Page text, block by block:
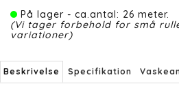
På lager - ca.antal: 26 meter.
(Vi tager forbehold for små
variationer)
Beskrivelse Specifikation